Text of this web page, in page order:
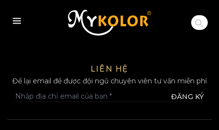
MYKOLOR
LIÊN HỆ
Để lại email để được đội ngũ chuyên viên tư vấn miễn phí
ĐĂNG KÝ